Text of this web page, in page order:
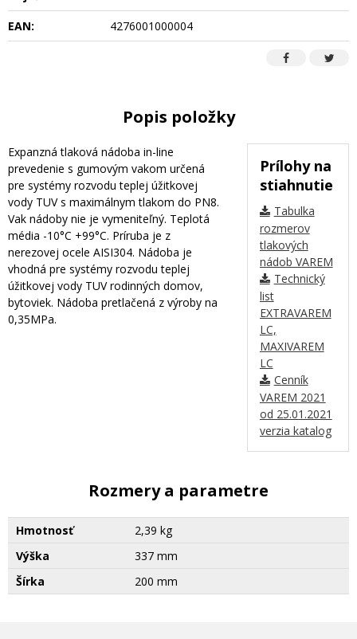
EAN:
4276001000004
Popis položky
Prílohy na
stiahnutie
Tabulka
rozmerov
tlakových
nádob VAREM
Technický
list
EXTRAVAREM
LC,
MAXIVAREM
LC
Cenník
VAREM 2021
od 25.01.2021
verzia katalog
Expanzná tlaková nádoba in-line
prevedenie s gumovým vakom určená
pre systémy rozvodu teplej úžitkovej
vody TUV s maximálnym tlakom do PN8.
Vak nádoby nie je vymeniteľný. Teplotá
média -10°C +99°C. Príruba je z
nerezovej ocele AISI304. Nádoba je
vhodná pre systémy rozvodu teplej
úžitkovej vody TUV rodinných domov,
bytoviek. Nádoba pretlačená z výroby na
0,35MPa.
Rozmery a parametre
Hmotnosť
2,39 kg
Výška
337 mm
Šírka
200 mm